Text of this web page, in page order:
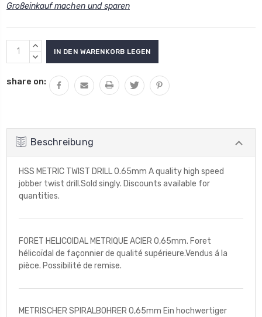
Großeinkauf machen und sparen
Aktueller
Lagerbestand:
MENGE
VON
ERHÖHEN
MENGE
UNDEFINED
VERRINGERN
share on:
Beschreibung
HSS METRIC TWIST DRILL 0.65mm A quality high speed
jobber twist drill.Sold singly. Discounts available for
quantities.
FORET HELICOIDAL METRIQUE ACIER 0,65mm. Foret
hélicoïdal de façonnier de qualité supérieure.Vendus á la
pièce. Possibilité de remise.
METRISCHER SPIRALBOHRER 0,65mm Ein hochwertiger